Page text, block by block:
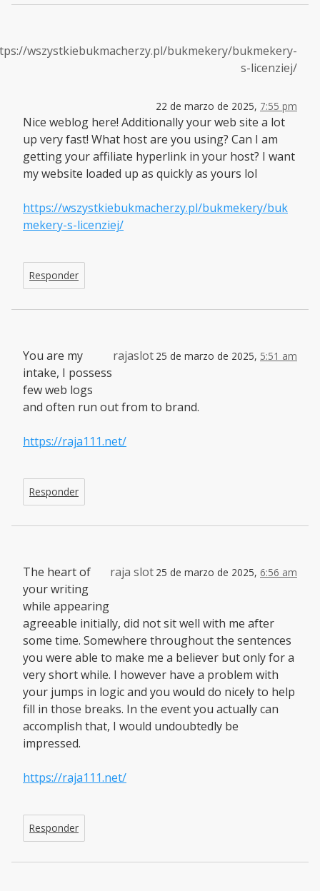
wszystkiebukmacherzy.pl/bukmekery/bukmekery-
s-licenziej/
22 de marzo de 2025, 7:55 pm
Nice weblog here! Additionally your web site a lot
up very fast! What host are you using? Can I am
getting your affiliate hyperlink in your host? I want
my website loaded up as quickly as yours lol
https://wszystkiebukmacherzy.pl/bukmekery/buk
mekery-s-licenziej/
Responder
rajaslot 25 de marzo de 2025, 5:51 am
You are my
intake, I possess
few web logs
and often run out from to brand.
https://raja111.net/
Responder
raja slot 25 de marzo de 2025, 6:56 am
The heart of
your writing
while appearing
agreeable initially, did not sit well with me after
some time. Somewhere throughout the sentences
you were able to make me a believer but only for a
very short while. I however have a problem with
your jumps in logic and you would do nicely to help
fill in those breaks. In the event you actually can
accomplish that, I would undoubtedly be
impressed.
https://raja111.net/
Responder